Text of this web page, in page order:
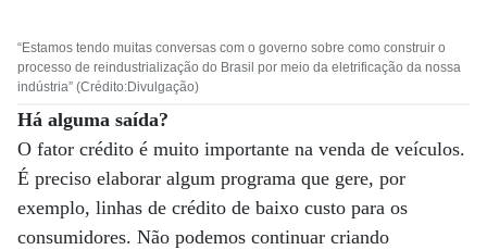
“Estamos tendo muitas conversas com o governo sobre como construir o
processo de reindustrialização do Brasil por meio da eletrificação da nossa
indústria” (Crédito:Divulgação)
Há alguma saída?
O fator crédito é muito importante na venda de veículos.
É preciso elaborar algum programa que gere, por
exemplo, linhas de crédito de baixo custo para os
consumidores. Não podemos continuar criando